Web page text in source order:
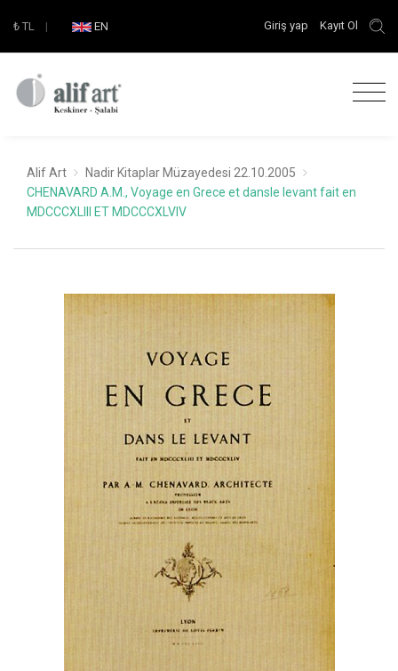
₺ TL | EN Giriş yap Kayıt Ol
Alif Art
Nadir Kitaplar Müzayedesi 22.10.2005
CHENAVARD A.M., Voyage en Grece et dansle levant fait en
MDCCCXLIII ET MDCCCXLVIV